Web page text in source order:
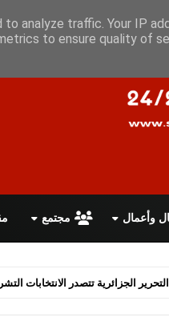
اتفاقية الاستخدام أعلن معانا
وأعمال مجتمع
يعلن استقالته من رئاسة الحكومة
analyze traffic. Your IP
to ensure quality of